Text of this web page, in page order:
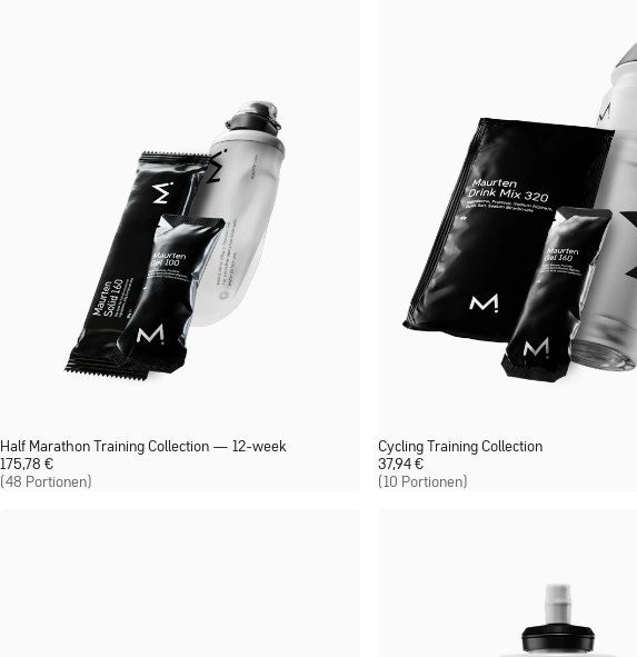
Half Marathon Training Collection — 12-week
(48 Portionen)
175,78 €
Cycling Training Collection
(10 Portionen)
37,94 €